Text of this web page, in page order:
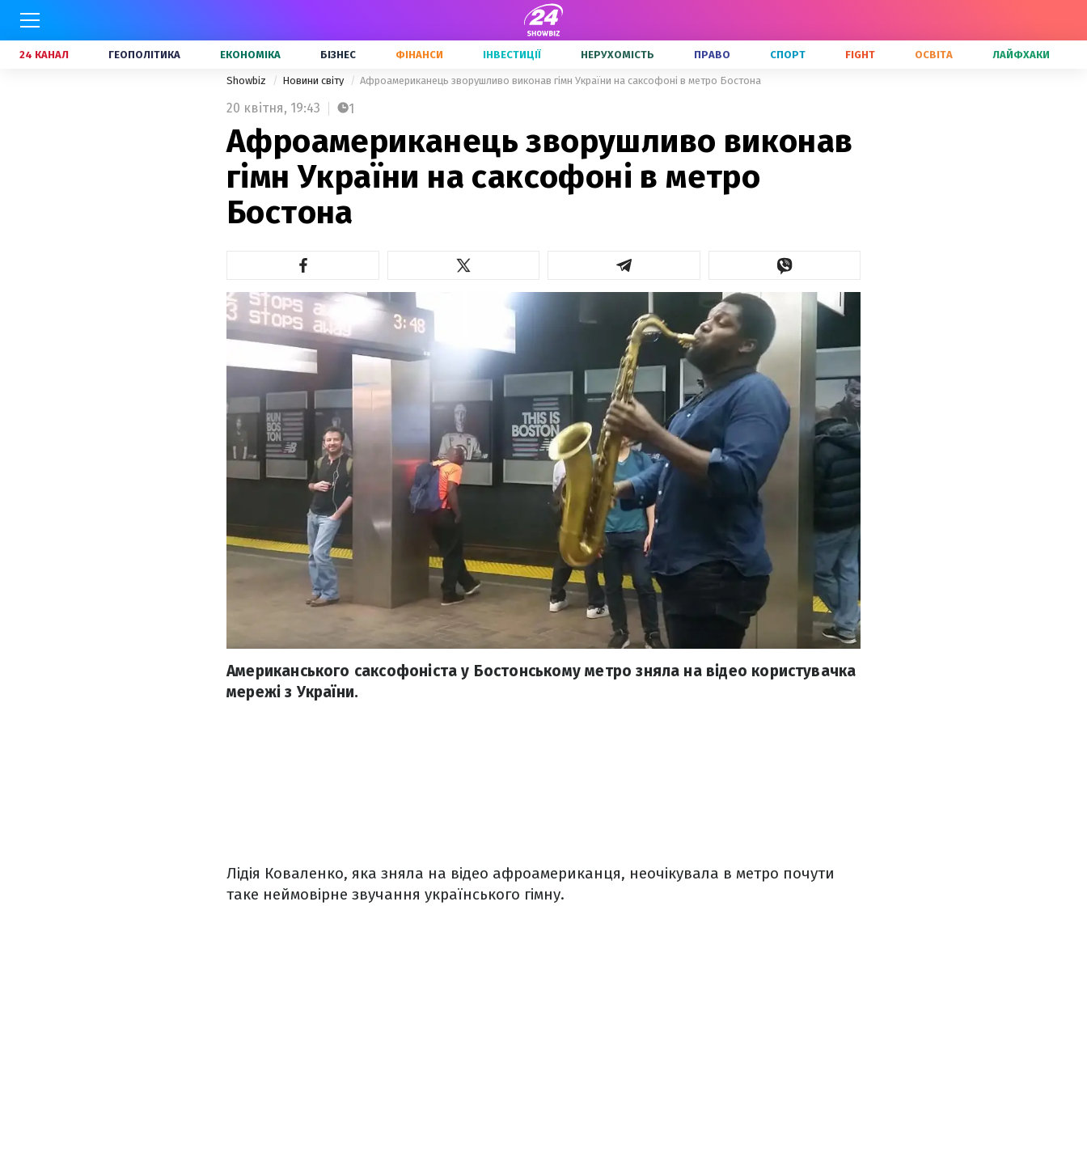
24 КАНАЛ ГЕОПОЛІТИКА ЕКОНОМІКА БІЗНЕС ФІНАНСИ ІНВЕСТИЦІЇ НЕРУХОМІСТЬ ПРАВО СПОРТ FIGHT ОСВІТА ЛАЙФХАКИ
Showbiz Новини світу Афроамериканець зворушливо виконав гімн України на саксофоні в метро Бостона
20 квітня, 19:43 1
Афроамериканець зворушливо виконав
гімн України на саксофоні в метро
Бостона
Американського саксофоніста у Бостонському метро зняла на відео користувачка
мережі з України.
Лідія Коваленко, яка зняла на відео афроамериканця, неочікувала в метро почути
таке неймовірне звучання українського гімну.